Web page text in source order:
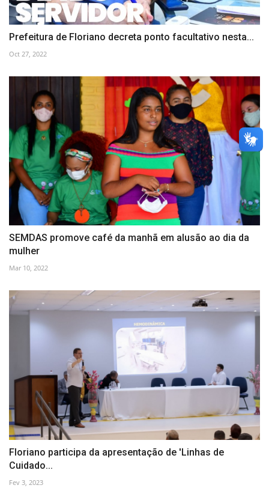
Prefeitura de Floriano decreta ponto facultativo nesta...
Oct 27, 2022
SEMDAS promove café da manhã em alusão ao dia da
mulher
Mar 10, 2022
Floriano participa da apresentação de 'Linhas de
Cuidado...
Fev 3, 2023